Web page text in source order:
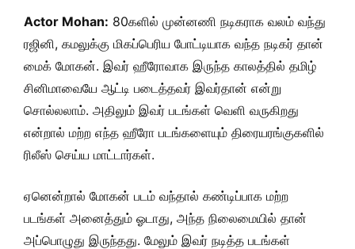
Actor Mohan: 80களில் முன்னணி நடிகராக வலம் வந்து
ரஜினி, கமலுக்கு மிகப்பெரிய போட்டியாக வந்த நடிகர் தான்
மைக் மோகன். இவர் ஹீரோவாக இருந்த காலத்தில் தமிழ்
சினிமாவையே ஆட்டி படைத்தவர் இவர்தான் என்று
சொல்லலாம். அதிலும் இவர் படங்கள் வெளி வருகிறது
என்றால் மற்ற எந்த ஹீரோ படங்களையும் திரையரங்குகளில்
ரிலீஸ் செய்ய மாட்டார்கள்.
ஏனென்றால் மோகன் படம் வந்தால் கண்டிப்பாக மற்ற
படங்கள் அனைத்தும் ஓடாது, அந்த நிலைமையில் தான்
அப்பொழுது இருந்தது. மேலும் இவர் நடித்த படங்கள்